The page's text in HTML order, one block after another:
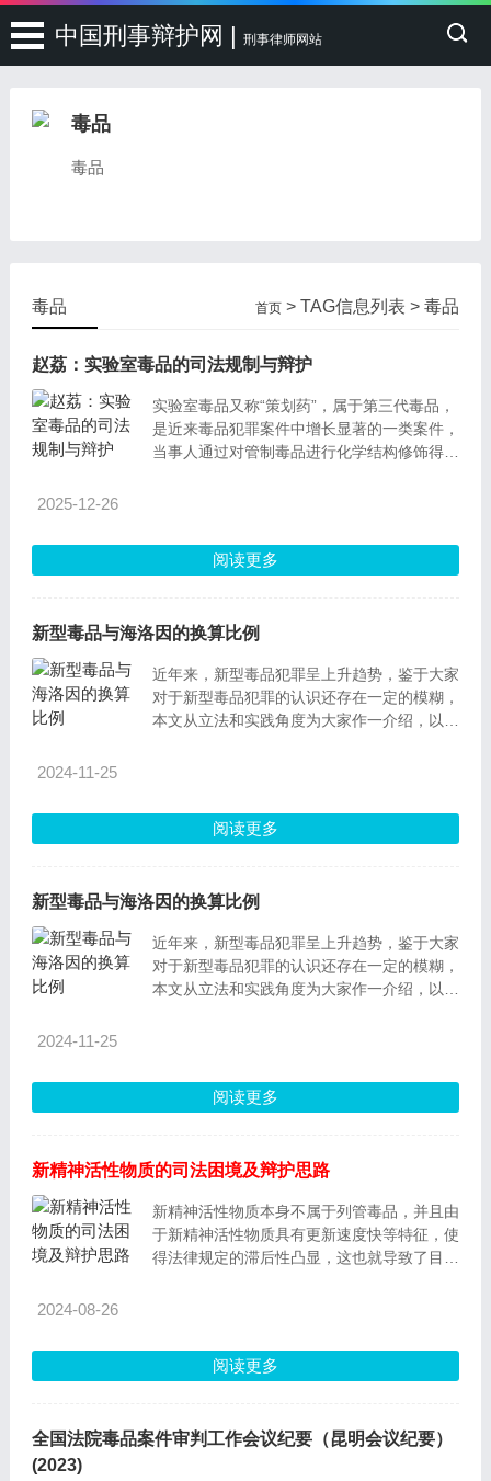
中国刑事辩护网 | 刑事律师网站
毒品
毒品
首页 > TAG信息列表 > 毒品
毒品
赵荔：实验室毒品的司法规制与辩护
实验室毒品又称“策划药”，属于第三代毒品，
是近来毒品犯罪案件中增长显著的一类案件，
当事人通过对管制毒品进行化学结构修饰得到
和量刑司法实践中存在标准掌握不一致，受政
策影响较大等因素，辩护空间较大，同时辩护
2025-12-26
阅读更多
新型毒品与海洛因的换算比例
近年来，新型毒品犯罪呈上升趋势，鉴于大家
对于新型毒品犯罪的认识还存在一定的模糊，
本文从立法和实践角度为大家作一介绍，以增
2024-11-25
阅读更多
新型毒品与海洛因的换算比例
近年来，新型毒品犯罪呈上升趋势，鉴于大家
对于新型毒品犯罪的认识还存在一定的模糊，
本文从立法和实践角度为大家作一介绍，以增
2024-11-25
阅读更多
新精神活性物质的司法困境及辩护思路
新精神活性物质本身不属于列管毒品，并且由
于新精神活性物质具有更新速度快等特征，使
得法律规定的滞后性凸显，这也就导致了目前
可以从何种角度切入，并试图探索刑事辩护在
新精神活性物质方面的出路。
2024-08-26
阅读更多
全国法院毒品案件审判工作会议纪要（昆明会议纪要）
(2023)